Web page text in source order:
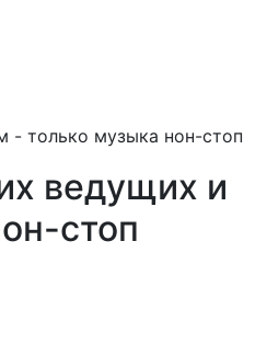
- только музыка нон-стоп
ведущих и
стоп